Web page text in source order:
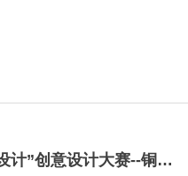
喜讯：热烈祝贺我司荣获第四届灵狮杯“为健康而设计”创意设计大赛--铜狮奖